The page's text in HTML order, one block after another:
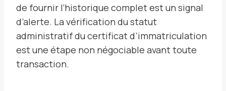
de fournir l’historique complet est un signal
d’alerte. La vérification du statut
administratif du certificat d’immatriculation
est une étape non négociable avant toute
transaction.